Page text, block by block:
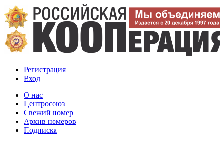
Регистрация
Вход
О нас
Центросоюз
Свежий номер
Архив номеров
Подписка